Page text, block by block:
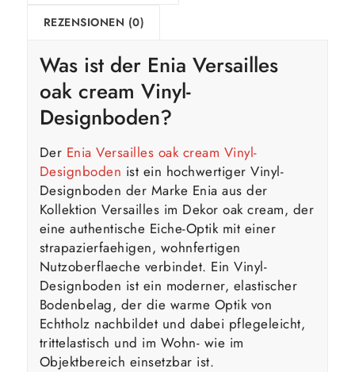
REZENSIONEN (0)
Was ist der Enia Versailles
oak cream Vinyl-
Designboden?
Der Enia Versailles oak cream Vinyl-
Designboden ist ein hochwertiger Vinyl-
Designboden der Marke Enia aus der
Kollektion Versailles im Dekor oak cream, der
eine authentische Eiche-Optik mit einer
strapazierfaehigen, wohnfertigen
Nutzoberflaeche verbindet. Ein Vinyl-
Designboden ist ein moderner, elastischer
Bodenbelag, der die warme Optik von
Echtholz nachbildet und dabei pflegeleicht,
trittelastisch und im Wohn- wie im
Objektbereich einsetzbar ist.